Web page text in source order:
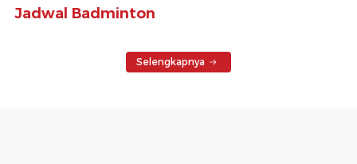
Jadwal Badminton
Selengkapnya